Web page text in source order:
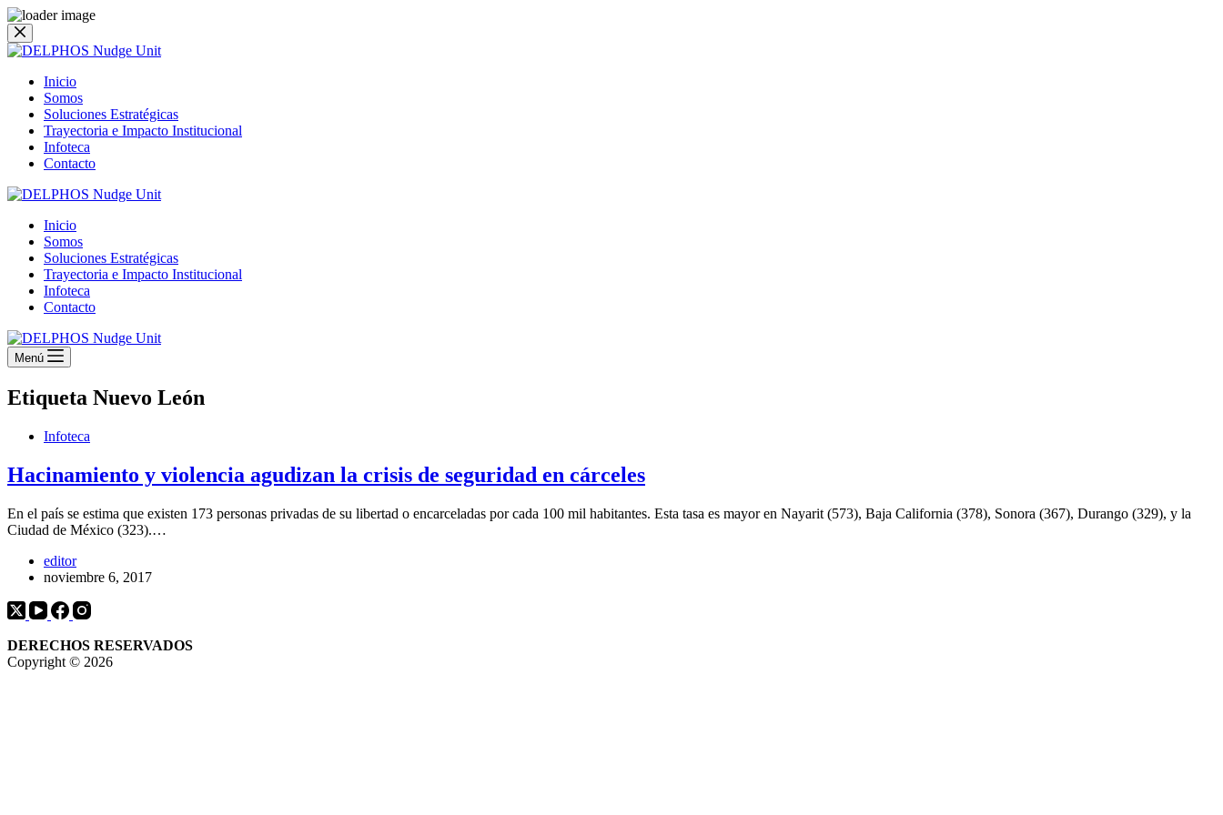
Saltar
al
Inicio
Somos
Soluciones Estratégicas
Trayectoria e Impacto Institucional
Infoteca
Contacto
Inicio
Somos
Soluciones Estratégicas
Trayectoria e Impacto Institucional
Infoteca
Contacto
Menú
Etiqueta Nuevo León
Infoteca
Hacinamiento y violencia agudizan la crisis de seguridad en cárceles
En el país se estima que existen 173 personas privadas de su libertad o encarceladas por cada 100 mil habitantes. Esta tasa es mayor en Nayarit (573), Baja California (378), Sonora (367), Durango (329), y la
Ciudad de México (323).…
editor
noviembre 6, 2017
DERECHOS RESERVADOS
Copyright © 2026